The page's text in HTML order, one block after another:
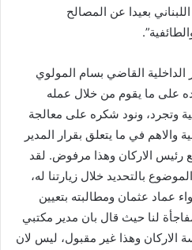
بعيدا عن المصالح
القاضي بسام المولوي
على ما يقوم من خلال عمله
وتجرد، ونود شكره على معالجة
والاهم في ما يتعلق بقرار المدير
رئيس الاركان وهذا مرفوض. لقد
بالتحديد خلال زيارتنا له،
عماد عثمان ومطالبته بتعيين
لنا حيث قال بان مدير مكتبي
الاركان وهذا غير مقبول، ليس لان